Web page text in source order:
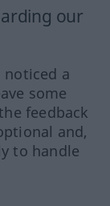
our
noticed a
some
feedback
and,
to handle